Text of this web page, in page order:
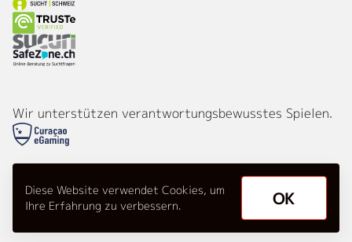
Diese Website verwendet Cookies, um
Ihre Erfahrung zu verbessern.
OK
Wir unterstützen verantwortungsbewusstes Spielen.
© 2026 boeke-museum.de. Alle Rechte
vorbehalten.